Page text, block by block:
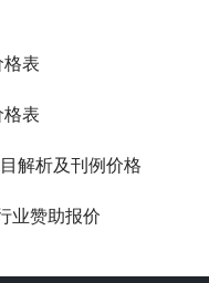
表
表
解析及刊例价格
业赞助报价